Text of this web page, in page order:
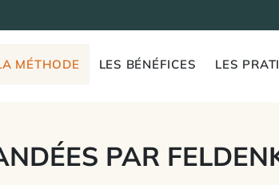
MÉTHODE LES BÉNÉFICES LES
PAR